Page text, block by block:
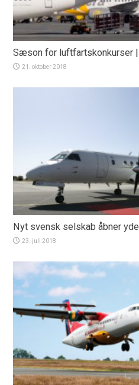
Sæson for luftfartskonkurser
21. oktober 2018
Nyt svensk selskab åbner
23. juli 2018